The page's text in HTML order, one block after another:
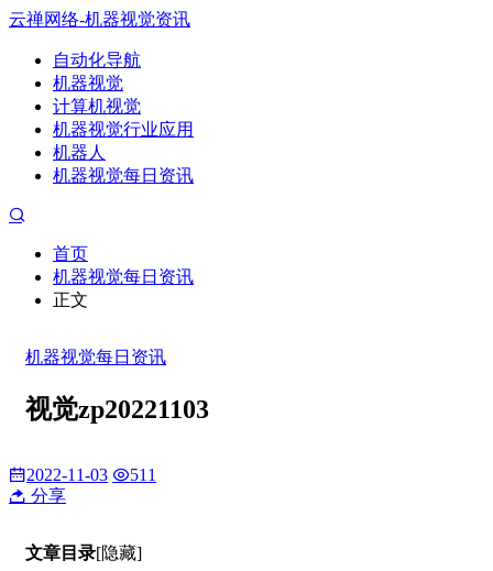
云禅网络-机器视觉资讯
自动化导航
机器视觉
计算机视觉
机器视觉行业应用
机器人
机器视觉每日资讯
首页
机器视觉每日资讯
正文
机器视觉每日资讯
视觉zp20221103
2022-11-03
511
分享
文章目录[隐藏]